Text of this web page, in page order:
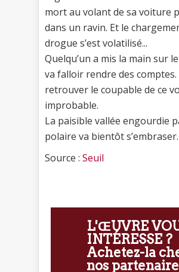
mort au volant de sa voiture
dans un ravin. Et le
drogue s’est volatilisé...
Quelqu’un a mis la main sur
va falloir rendre des comptes.
retrouver le coupable de ce
improbable.
La paisible vallée engourdie
polaire va bientôt s’embraser.
Source : Seuil
L'ŒUVRE
INTÉRESSE ?
Achetez-la
nos